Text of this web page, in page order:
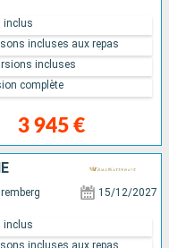
3 945 €
inclus
incluses aux repas
incluses
complète
15/12/2027
inclus
incluses aux repas